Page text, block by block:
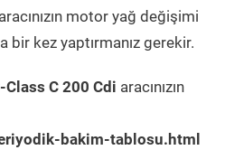
aracınızın motor yağ değişimi
bir kez yaptırmanız gerekir.
C 200 Cdi aracınızın
bakim-tablosu.html